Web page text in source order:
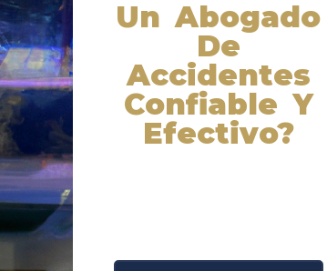
Un Abogado
De
Accidentes
Confiable Y
Efectivo?